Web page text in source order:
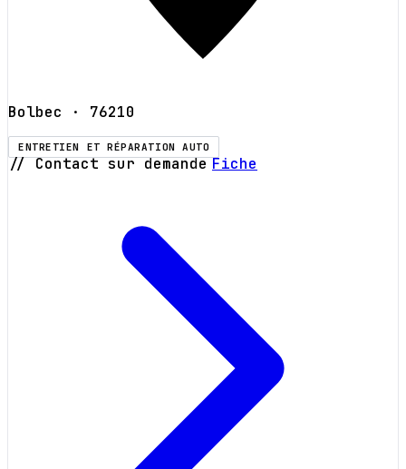
Bolbec · 76210
ENTRETIEN ET RÉPARATION AUTO
// Contact sur demande Fiche